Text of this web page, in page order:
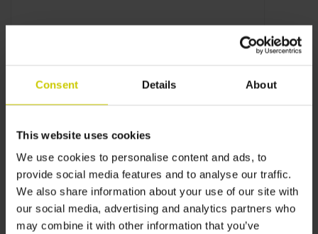
Consent Details About
This website uses cookies
We use cookies to personalise content and ads, to
provide social media features and to analyse our traffic.
We also share information about your use of our site with
our social media, advertising and analytics partners who
may combine it with other information that you’ve